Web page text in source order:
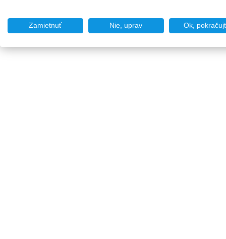
Zamietnuť Nie, uprav Ok,